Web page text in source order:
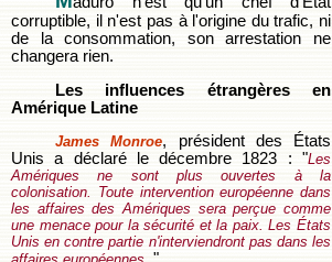
corruptible, il n'est pas à l'origine du trafic, ni
de la consommation, son arrestation ne
changera rien.
Les influences étrangères en
Amérique Latine
James Monroe, président des États
Unis a déclaré le décembre 1823 : "Les
Amériques ne sont plus ouvertes à la
colonisation. Toute intervention européenne dans
les affaires des Amériques sera perçue comme
une menace pour la sécurité et la paix. Les États
Unis en contre partie n'interviendront pas dans les